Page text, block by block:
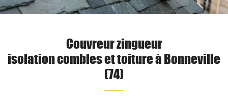
Couvreur zingueur
isolation combles et toiture à Bonneville
(74)